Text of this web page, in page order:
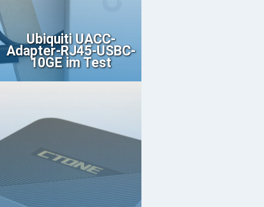
Ubiquiti UACC-
Adapter-RJ45-USBC-
10GE im Test